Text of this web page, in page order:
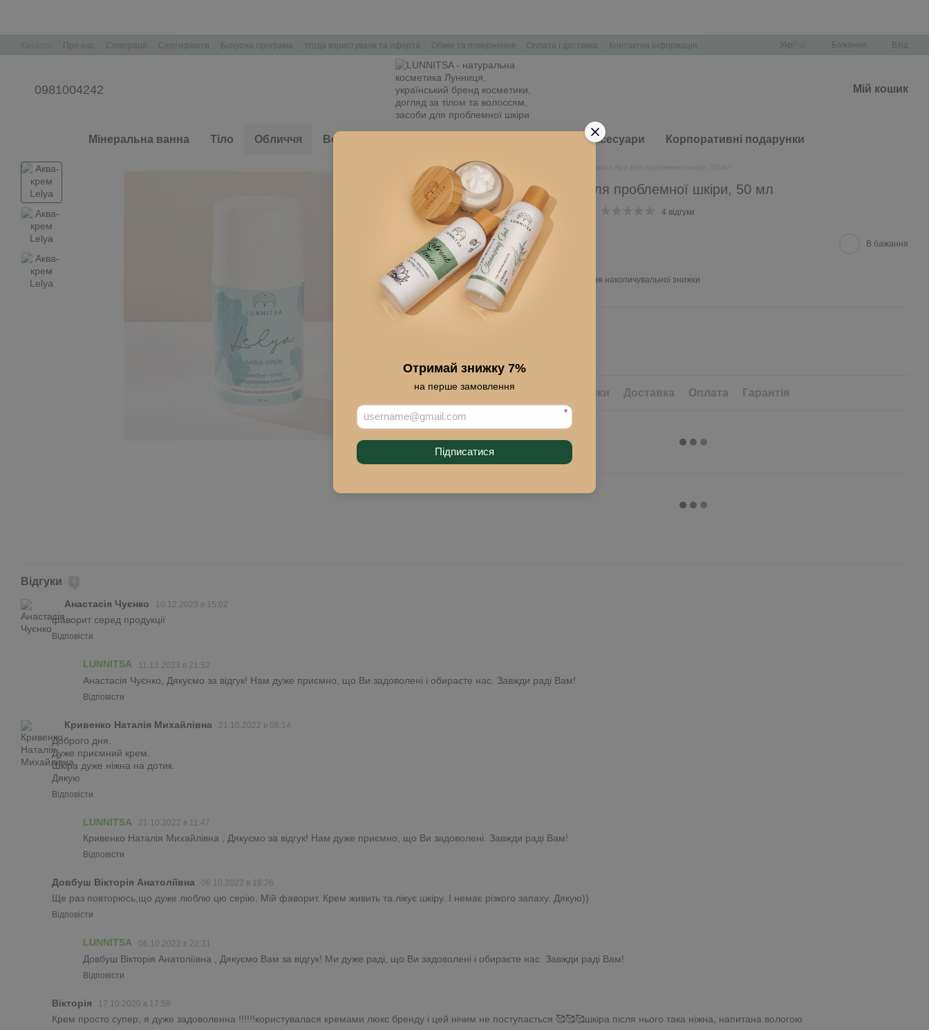
Отримай знижку 7%
на перше замовлення
*
Підписатися
Про нас Співпраця Сертифікати Бонусна програма Угода користувача та оферта Обмін та повернення Оплата і доставка
Контактна інформація
Укр Бажання Вхід
0981004242 Мій кошик
Мінеральна ванна Тіло Обличчя Волосся Аксесуари Корпоративні подарунки
Головна
Аква-крем Lelya для проблемної шкіри, 50 мл
В наявності Артикул: L132 4 відгуки
815 грн В бажання
% Ввійти для відображення накопичувальної знижки
Опис Характеристики Доставка Оплата Гарантія
Відгуки
Анастасія Чуєнко 10.12.2023 в 15:02
фаворит серед продукції
Відповісти
LUNNITSA 11.12.2023 в 21:52
Анастасія Чуєнко, Дякуємо за відгук! Нам дуже приємно, що Ви задоволені і обираєте нас. Завжди раді Вам!
Відповісти
Кривенко Наталія Михайлівна 21.10.2022 в 08:14
Доброго дня.
Дуже приємний крем.
Шкіра дуже ніжна на дотик.
Дякую
Відповісти
LUNNITSA 21.10.2022 в 11:47
Кривенко Наталія Михайлівна , Дякуємо за відгук! Нам дуже приємно, що Ви задоволені. Завжди раді Вам!
Відповісти
Довбуш Вікторія Анатоліївна 06.10.2022 в 18:26
Ще раз повторюсь,що дуже люблю цю серію. Мій фаворит. Крем живить та лікує шкіру. І немає різкого запаху. Дякую))
Відповісти
LUNNITSA 06.10.2022 в 22:31
Довбуш Вікторія Анатоліївна , Дякуємо Вам за відгук! Ми дуже раді, що Ви задоволені і обираєте нас. Завжди раді Вам!
Відповісти
Вікторія 17.10.2020 в 17:58
Крем просто супер, я дуже задоволенна !!!!!!користувалася кремами люкс бренду і цей нічим не поступається 🥰🥰🥰шкіра після нього така ніжна, напитана вологою